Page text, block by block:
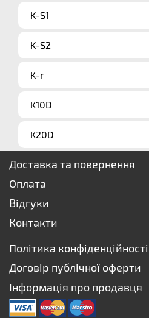
K-S1
K-S2
K-r
K10D
K20D
Доставка та повернення
Оплата
Відгуки
Контакти
Політика конфіденційності
Договір публічної оферти
Інформація про продавця